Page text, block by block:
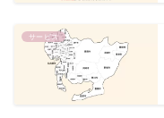
サービス